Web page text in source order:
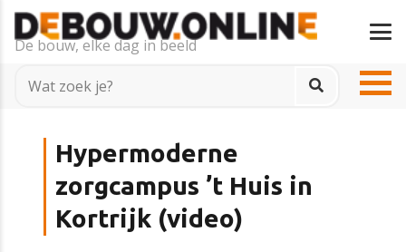
De bouw, elke dag in beeld
Hypermoderne
zorgcampus ’t Huis in
Kortrijk (video)